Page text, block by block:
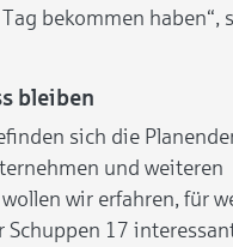
bekommen haben“,
bleiben
sich die
und weiteren
wir erfahren, für
Schuppen 17